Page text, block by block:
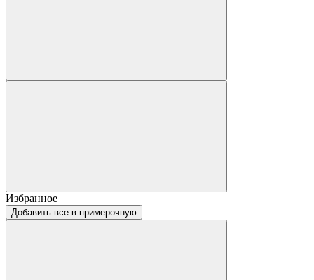
Избранное
Добавить все в примерочную